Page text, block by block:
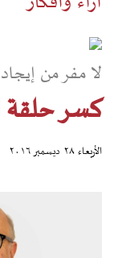
لا مفر من
كسر حلقة
الأربعاء ٢٨ ديسمبر ٢٠١٦